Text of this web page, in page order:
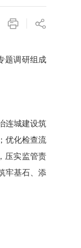
题调研组成
连城建设筑
优化检查流
压实监管责
牢基石、添